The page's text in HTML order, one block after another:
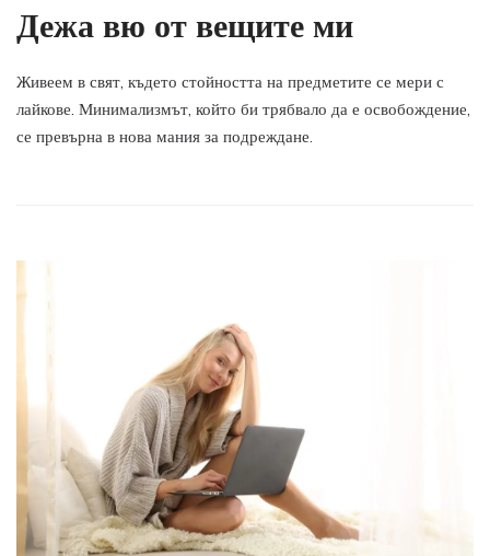
Дежа вю от вещите ми
Живеем в свят, където стойността на предметите се мери с
лайкове. Минимализмът, който би трябвало да е освобождение,
се превърна в нова мания за подреждане.